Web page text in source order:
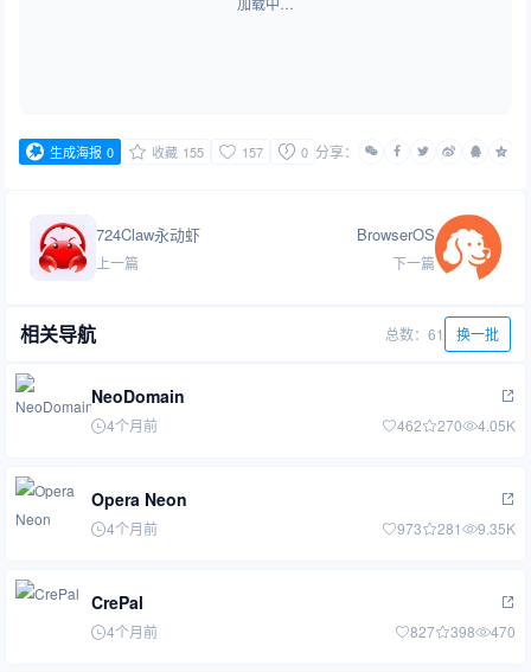
生成海报 0 收藏 155 157 0 分享：
724Claw永动虾
上一篇
BrowserOS
下一篇
相关导航 总数：61 换一批
NeoDomain
4个月前 462 270 4.05K
Opera Neon
4个月前 973 281 9.35K
CrePal
4个月前 827 398 470